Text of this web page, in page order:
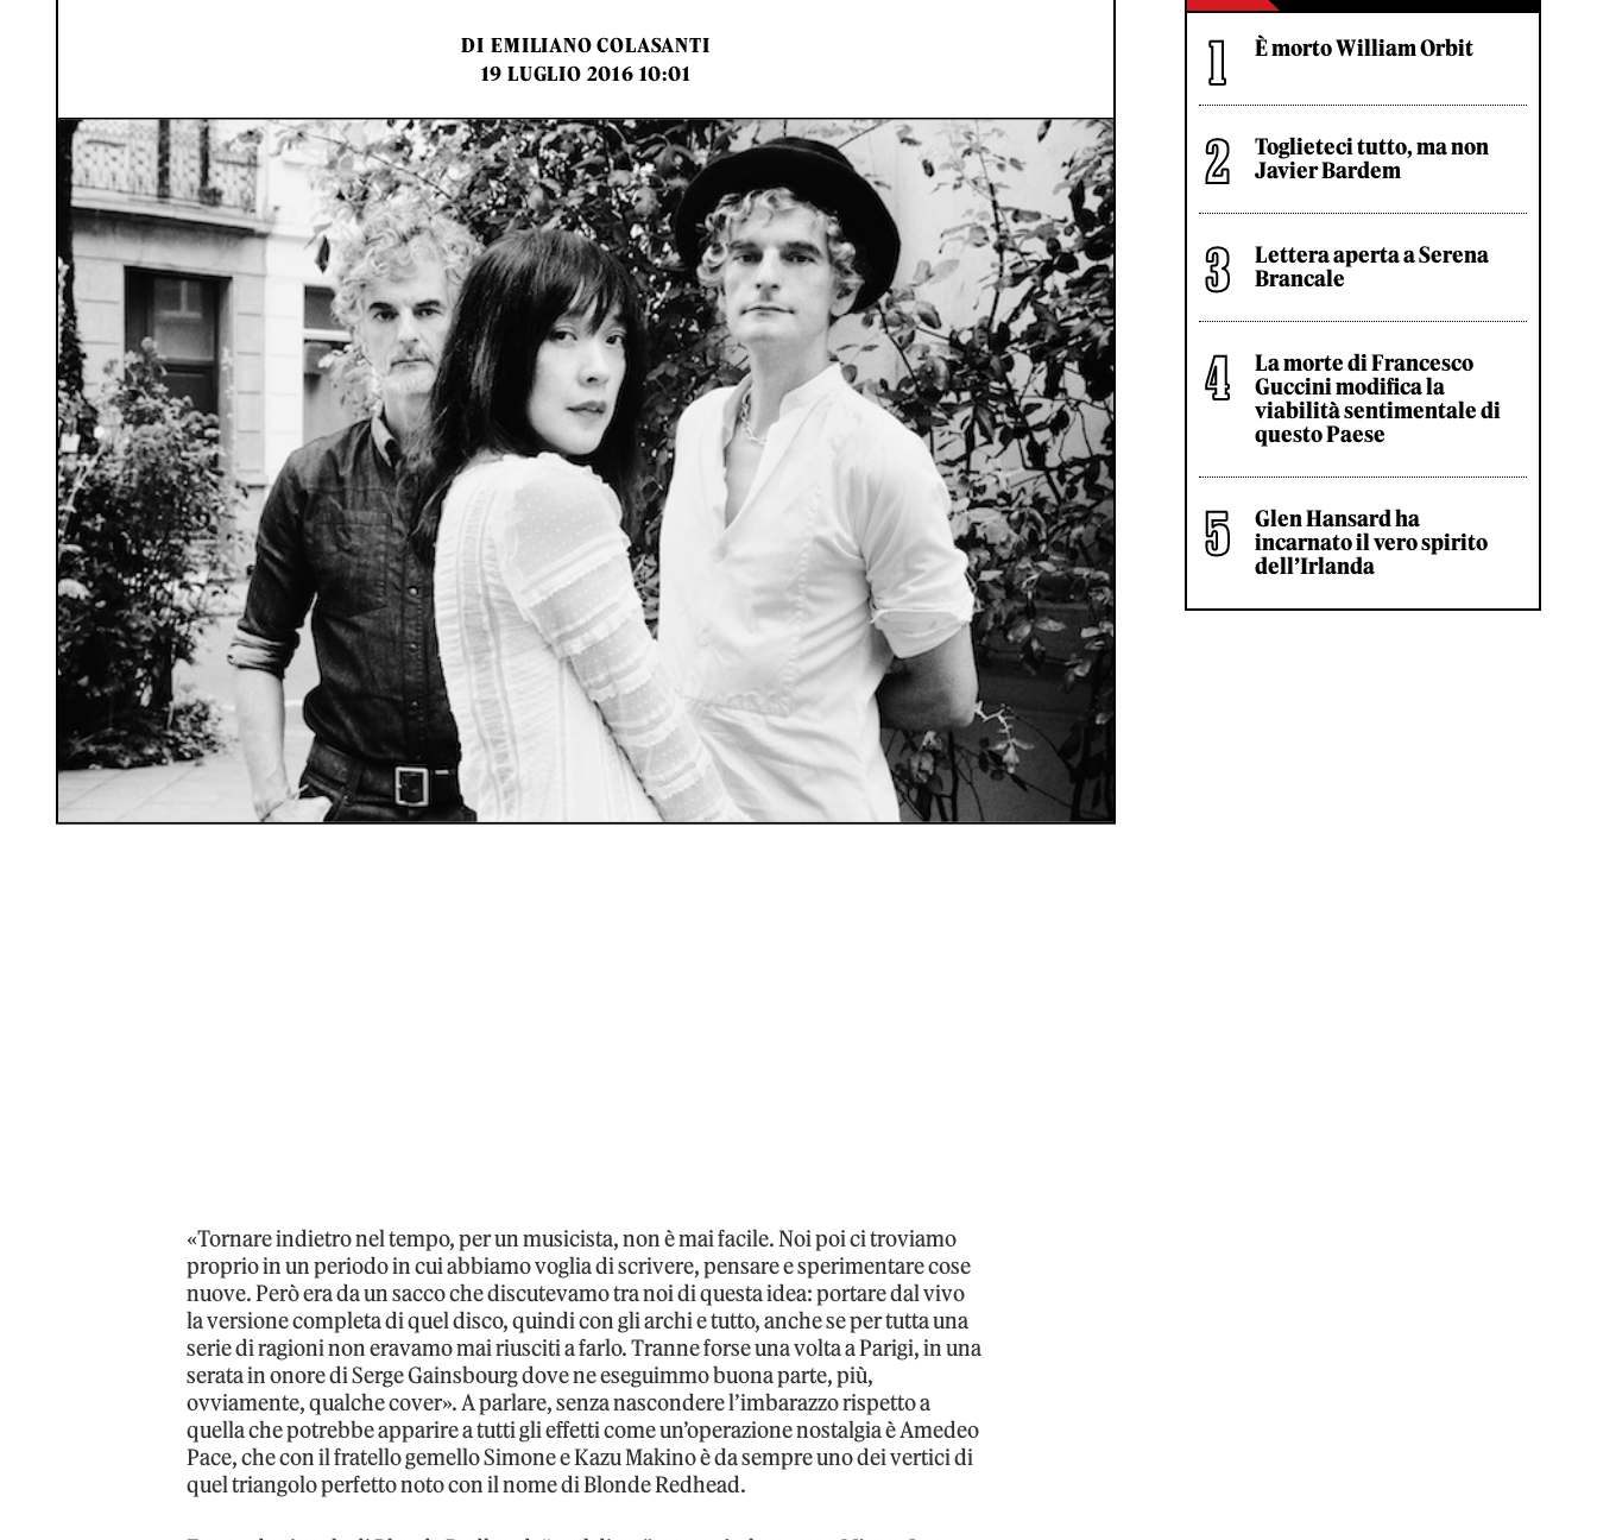
DI EMILIANO COLASANTI
19 LUGLIO 2016 10:01
«Tornare indietro nel tempo, per un musicista, non è mai facile. Noi poi ci troviamo
proprio in un periodo in cui abbiamo voglia di scrivere, pensare e sperimentare cose
nuove. Però era da un sacco che discutevamo tra noi di questa idea: portare dal vivo
la versione completa di quel disco, quindi con gli archi e tutto, anche se per tutta una
serie di ragioni non eravamo mai riusciti a farlo. Tranne forse una volta a Parigi, in una
serata in onore di Serge Gainsbourg dove ne eseguimmo buona parte, più,
ovviamente, qualche cover». A parlare, senza nascondere l’imbarazzo rispetto a
quella che potrebbe apparire a tutti gli effetti come un’operazione nostalgia è Amedeo
Pace, che con il fratello gemello Simone e Kazu Makino è da sempre uno dei vertici di
quel triangolo perfetto noto con il nome di Blonde Redhead.
È morto William Orbit
Toglieteci tutto, ma non
Javier Bardem
Lettera aperta a Serena
Brancale
La morte di Francesco
Guccini modifica la
viabilità sentimentale di
questo Paese
Glen Hansard ha
incarnato il vero spirito
dell’Irlanda